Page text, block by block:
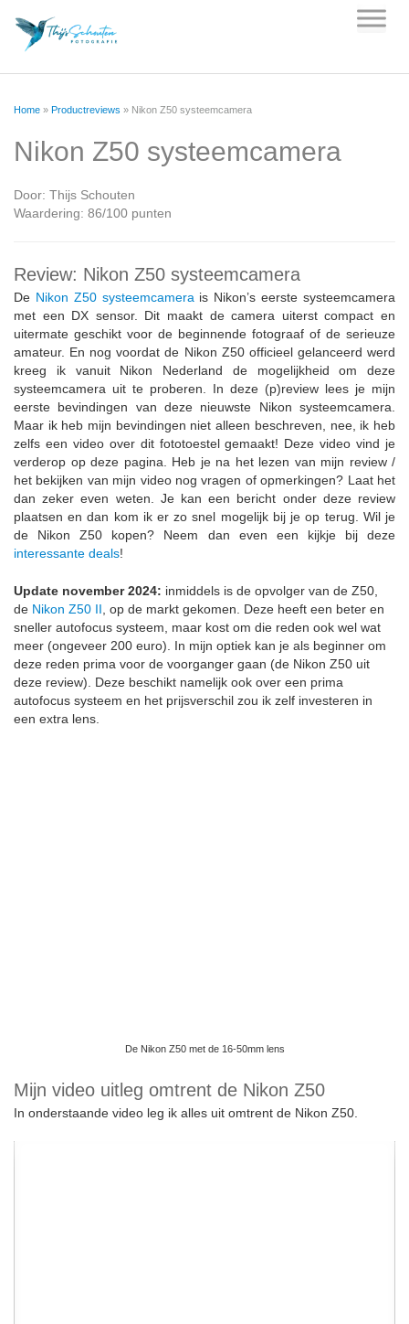
Home » Productreviews » Nikon Z50 systeemcamera
Nikon Z50 systeemcamera
Door: Thijs Schouten
Waardering: 86/100 punten
Review: Nikon Z50 systeemcamera
De Nikon Z50 systeemcamera is Nikon’s eerste systeemcamera
met een DX sensor. Dit maakt de camera uiterst compact en
uitermate geschikt voor de beginnende fotograaf of de serieuze
amateur. En nog voordat de Nikon Z50 officieel gelanceerd werd
kreeg ik vanuit Nikon Nederland de mogelijkheid om deze
systeemcamera uit te proberen. In deze (p)review lees je mijn
eerste bevindingen van deze nieuwste Nikon systeemcamera.
Maar ik heb mijn bevindingen niet alleen beschreven, nee, ik heb
zelfs een video over dit fototoestel gemaakt! Deze video vind je
verderop op deze pagina. Heb je na het lezen van mijn review /
het bekijken van mijn video nog vragen of opmerkingen? Laat het
dan zeker even weten. Je kan een bericht onder deze review
plaatsen en dan kom ik er zo snel mogelijk bij je op terug. Wil je
de Nikon Z50 kopen? Neem dan even een kijkje bij deze
interessante deals!
Update november 2024: inmiddels is de opvolger van de Z50,
de Nikon Z50 II , op de markt gekomen. Deze heeft een beter en
sneller autofocus systeem, maar kost om die reden ook wel wat
meer (ongeveer 200 euro). In mijn optiek kan je als beginner om
deze reden prima voor de voorganger gaan (de Nikon Z50 uit
deze review). Deze beschikt namelijk ook over een prima
autofocus systeem en het prijsverschil zou ik zelf investeren in
een extra lens.
De Nikon Z50 met de 16-50mm lens
Mijn video uitleg omtrent de Nikon Z50
In onderstaande video leg ik alles uit omtrent de Nikon Z50.